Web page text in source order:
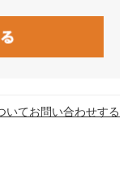
いてお問い合わせする